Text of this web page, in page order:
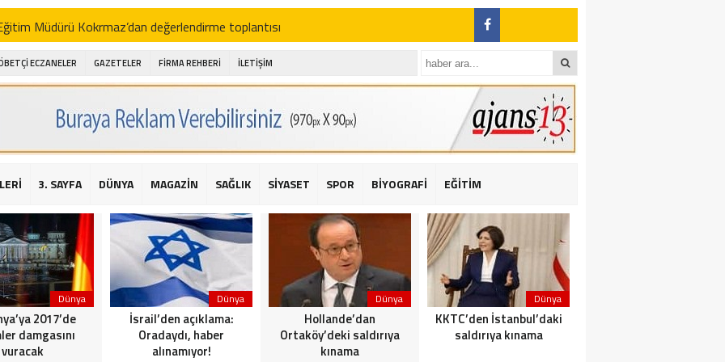
Müdürü Kokrmaz’dan değerlendirme toplantısı
Alibeyoğlu, Aile Destek Merkezini ziyaret etti
ıhlamur piyasalarda
şehitleri için bayraklı kayak gösterileri düzenlenecek
için yardım kermesi
2016 yılı değerlendirmesi
Sarıyer Çayırbaşı Cezayirli Hasan Paşa Camii’nde silahlı saldırı: 2 yaralı
Bahçeli’den Reina’ya düzenlenen terör saldırısına ilişkin açıklama
ECZANELER GAZETELER FİRMA REHBERİ İLETİŞİM
3. SAYFA DÜNYA MAGAZİN SAĞLIK SİYASET SPOR BİYOGRAFİ EĞİTİM
Dünya
2017’de
damgasını
vuracak
Dünya
İsrail’den açıklama:
Oradaydı, haber
alınamıyor!
Dünya
Hollande’dan
Ortaköy’deki saldırıya
kınama
Dünya
KKTC’den İstanbul’daki
saldırıya kınama